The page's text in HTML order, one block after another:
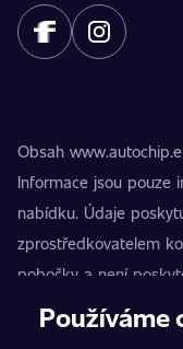
Obsah
Informace jsou pouze
nabídku. Údaje
zprostředkovatelem
pobočky a není
registrovaná
Používáme